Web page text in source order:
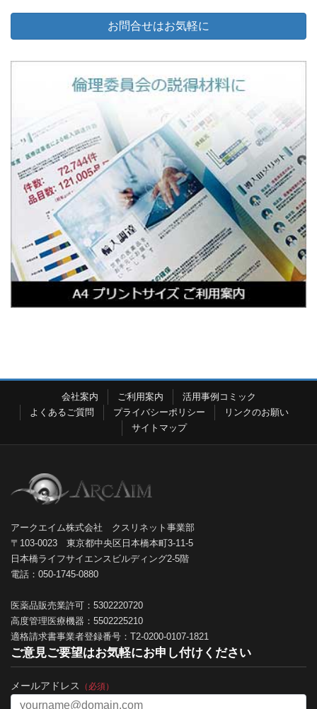
お問合せはお気軽に
会社案内 ご利用案内
活用事例コミック
よくあるご質問
プライバシーポリシー
リンクのお願い
サイトマップ
アークエイム株式会社 クスリネット事業部
〒103-0023 東京都中央区日本橋本町3-11-5
日本橋ライフサイエンスビルディング2-5階
電話：050-1745-0880
医薬品販売業許可：5302220720
高度管理医療機器：5502225210
適格請求書事業者登録番号：T2-0200-0107-1821
ご意見ご要望はお気軽にお申し付けください
メールアドレス （必須）